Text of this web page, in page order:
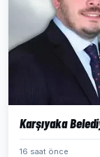
Karşıyaka
16 saat önce